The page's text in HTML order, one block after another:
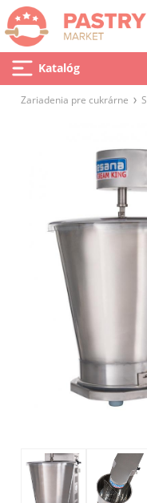
Katalóg
Zariadenia pre cukrárne